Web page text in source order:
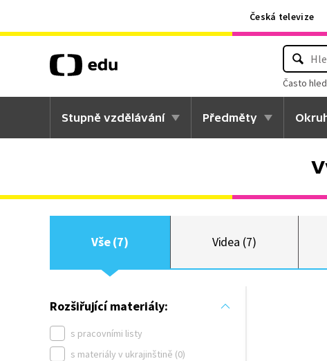
Česká televize
Často
Stupně vzdělávání Předměty
Vše (7) Videa (7)
Rozšiřující materiály:
s pracovními listy
s materiály v ukrajinštině (0)